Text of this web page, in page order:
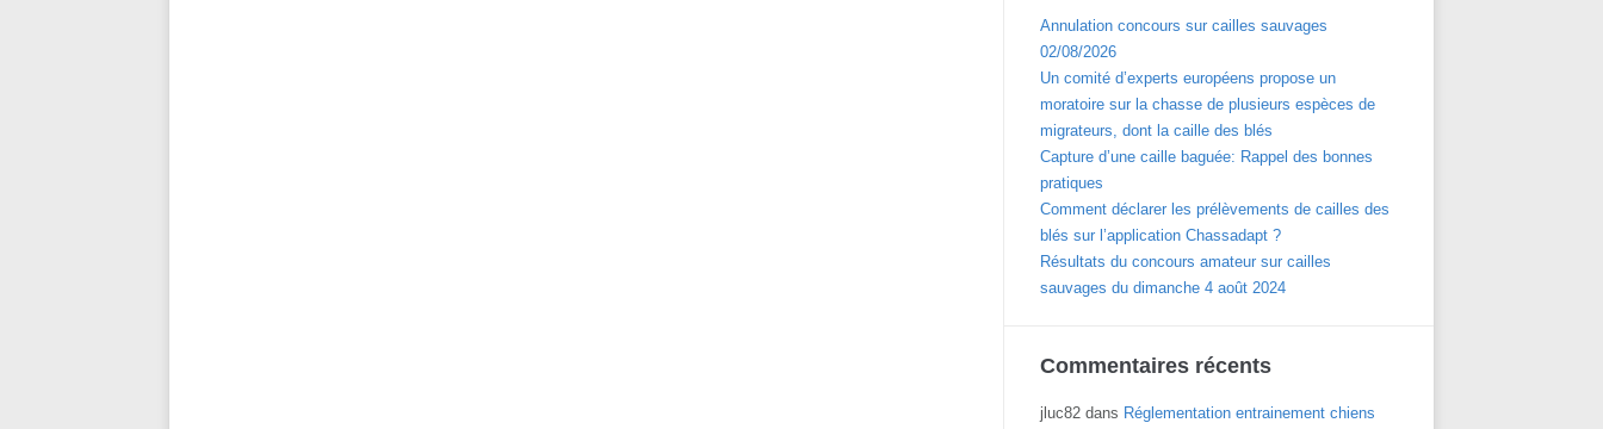
Annulation concours sur cailles sauvages
02/08/2026
Un comité d’experts européens propose un
moratoire sur la chasse de plusieurs espèces de
migrateurs, dont la caille des blés
Capture d’une caille baguée: Rappel des bonnes
pratiques
Comment déclarer les prélèvements de cailles des
blés sur l’application Chassadapt ?
Résultats du concours amateur sur cailles
sauvages du dimanche 4 août 2024
Commentaires récents
jluc82 dans Réglementation entrainement chiens